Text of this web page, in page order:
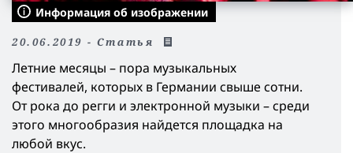
Информация об изображении
20.06.2019 - Статья
Летние месяцы – пора музыкальных
фестивалей, которых в Германии свыше сотни.
От рока до регги и электронной музыки – среди
этого многообразия найдется площадка на
любой вкус.